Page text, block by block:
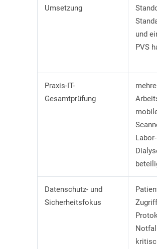
Umsetzung
und
PVS
Praxis-IT-
Gesamtprüfung
Datenschutz- und
Sicherheitsfokus